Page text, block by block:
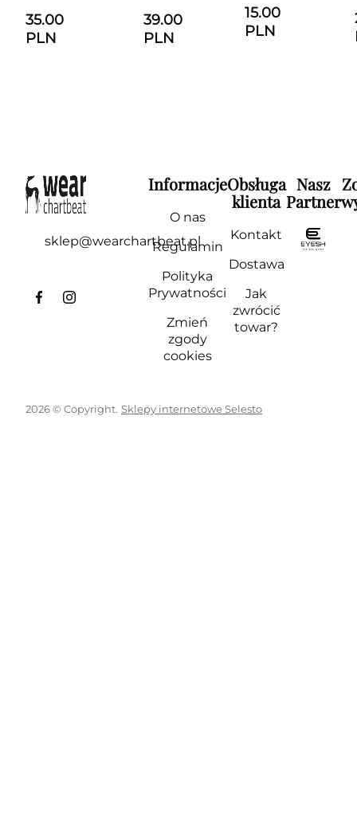
35.00
PLN
39.00
PLN
15.00
PLN
sklep@wearchartbeat.pl
Informacje
O nas
Regulamin
Polityka
Prywatności
Zmień
zgody
cookies
Obsługa
klienta
Kontakt
Dostawa
Jak
zwrócić
towar?
Nasz
Partner
2026 © Copyright. Sklepy internetowe Selesto